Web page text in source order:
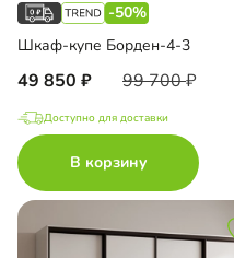
-50%
Шкаф-купе Борден-4-3
49 850 99 700
Доступно для доставки
В корзину